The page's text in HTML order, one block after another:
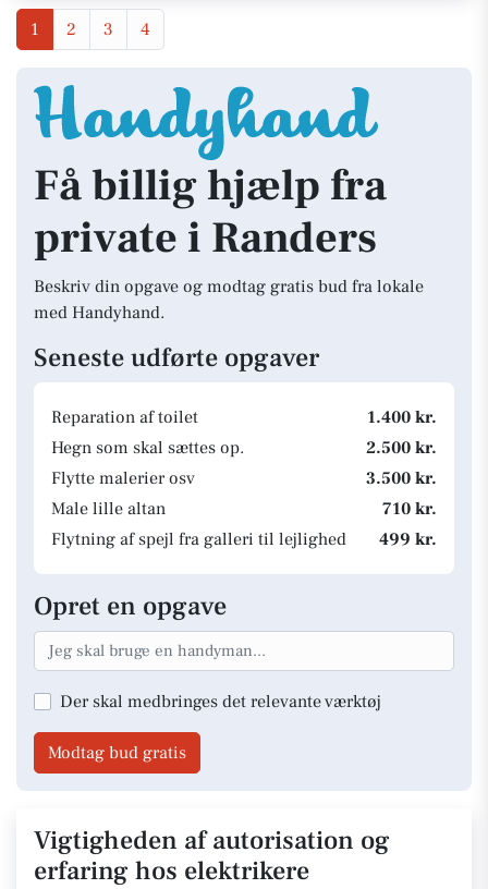
1 2 3 4
Få billig hjælp fra
private i Randers
Beskriv din opgave og modtag gratis bud fra lokale
med Handyhand.
Seneste udførte opgaver
Reparation af toilet
1.400 kr.
Hegn som skal sættes op.
2.500 kr.
Flytte malerier osv
3.500 kr.
Male lille altan
710 kr.
Flytning af spejl fra galleri til lejlighed
499 kr.
Opret en opgave
Der skal medbringes det relevante værktøj
Modtag bud gratis
Vigtigheden af autorisation og
erfaring hos elektrikere